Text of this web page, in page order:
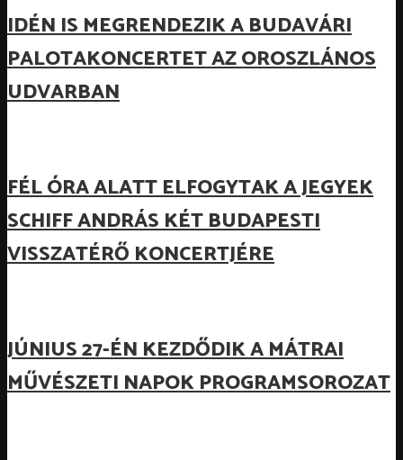
IDÉN IS MEGRENDEZIK A BUDAVÁRI
PALOTAKONCERTET AZ OROSZLÁNOS
UDVARBAN
FÉL ÓRA ALATT ELFOGYTAK A JEGYEK
SCHIFF ANDRÁS KÉT BUDAPESTI
VISSZATÉRŐ KONCERTJÉRE
JÚNIUS 27-ÉN KEZDŐDIK A MÁTRAI
MŰVÉSZETI NAPOK PROGRAMSOROZAT